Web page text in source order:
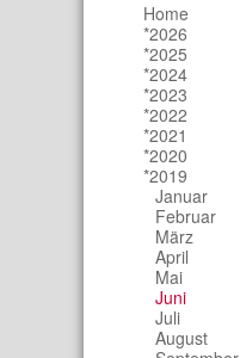
Home
*2026
*2025
*2024
*2023
*2022
*2021
*2020
*2019
Januar
Februar
März
April
Mai
Juni
Juli
August